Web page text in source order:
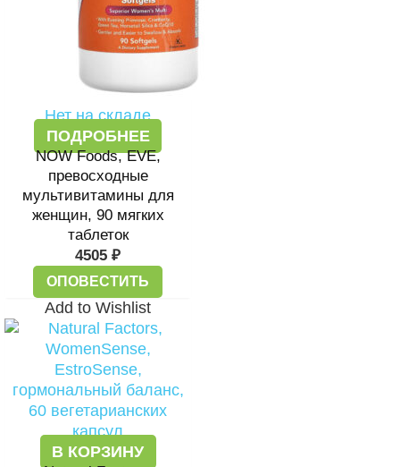
Нет на складе
ПОДРОБНЕЕ
NOW Foods, EVE,
превосходные
мультивитамины для
женщин, 90 мягких
таблеток
4505 ₽
ОПОВЕСТИТЬ
Add to Wishlist
В КОРЗИНУ